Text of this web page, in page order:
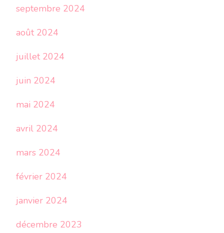
septembre 2024
août 2024
juillet 2024
juin 2024
mai 2024
avril 2024
mars 2024
février 2024
janvier 2024
décembre 2023